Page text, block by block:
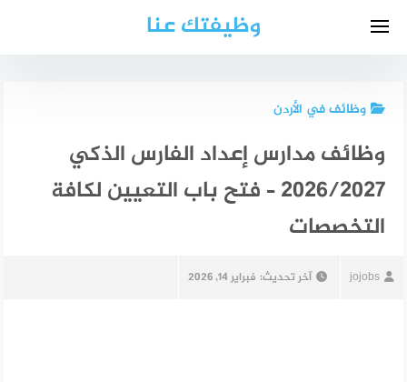
وظيفتك عنا
وظائف في الأردن
وظائف مدارس إعداد الفارس الذكي
2026/2027 – فتح باب التعيين لكافة
التخصصات
jojobs آخر تحديث: فبراير 14, 2026